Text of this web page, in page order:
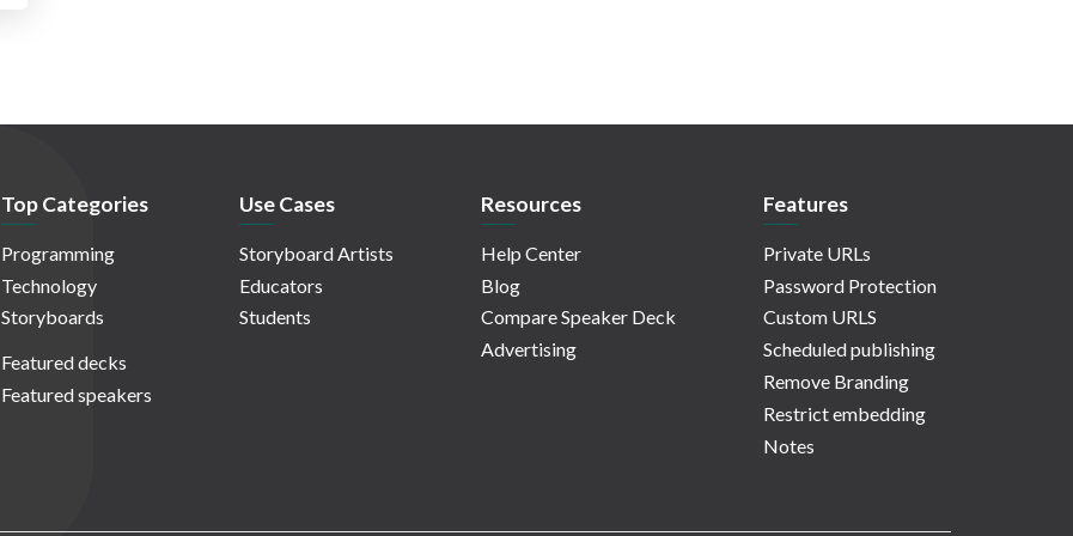
Top Categories
Programming
Technology
Storyboards
Featured decks
Featured speakers
Use Cases
Storyboard Artists
Educators
Students
Resources
Help Center
Blog
Compare Speaker Deck
Advertising
Features
Private URLs
Password Protection
Custom URLS
Scheduled publishing
Remove Branding
Restrict embedding
Notes